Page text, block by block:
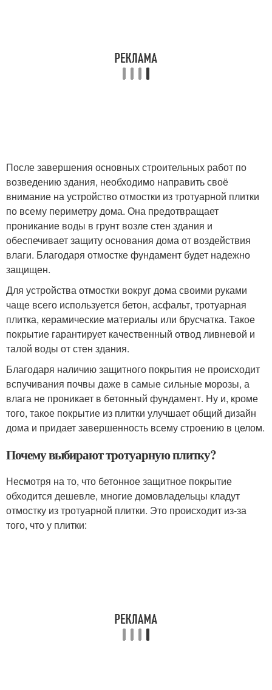
После завершения основных строительных работ по
возведению здания, необходимо направить своё
внимание на устройство отмостки из тротуарной плитки
по всему периметру дома. Она предотвращает
проникание воды в грунт возле стен здания и
обеспечивает защиту основания дома от воздействия
влаги. Благодаря отмостке фундамент будет надежно
защищен.
Для устройства отмостки вокруг дома своими руками
чаще всего используется бетон, асфальт, тротуарная
плитка, керамические материалы или брусчатка. Такое
покрытие гарантирует качественный отвод ливневой и
талой воды от стен здания.
Благодаря наличию защитного покрытия не происходит
вспучивания почвы даже в самые сильные морозы, а
влага не проникает в бетонный фундамент. Ну и, кроме
того, такое покрытие из плитки улучшает общий дизайн
дома и придает завершенность всему строению в целом.
Почему выбирают тротуарную плитку?
Несмотря на то, что бетонное защитное покрытие
обходится дешевле, многие домовладельцы кладут
отмостку из тротуарной плитки. Это происходит из-за
того, что у плитки: